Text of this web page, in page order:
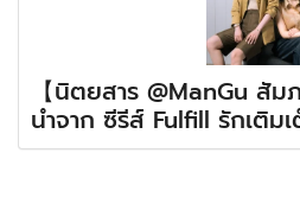
【นิตยสาร @ManGu
นำจาก ซีรีส์ Fulfill รักเติมเ